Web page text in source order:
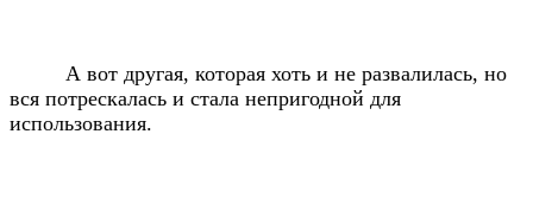
А вот другая, которая хоть и не развалилась, но
вся потрескалась и стала непригодной для
использования.